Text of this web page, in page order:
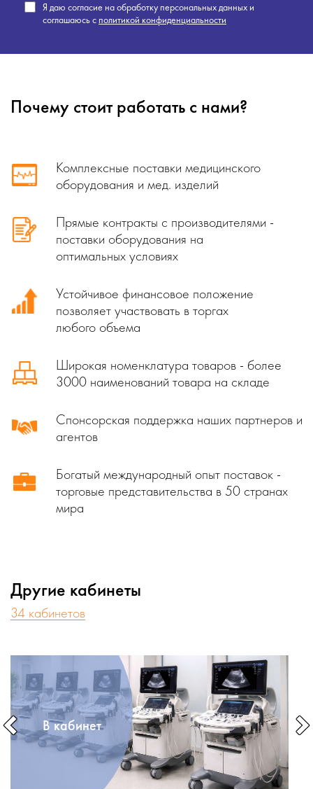
Я даю согласие на обработку персональных данных и
соглашаюсь с политикой конфиденциальности
Почему стоит работать с нами?
Комплексные поставки медицинского
оборудования и мед. изделий
Прямые контракты с производителями -
поставки оборудования на
оптимальных условиях
Устойчивое финансовое положение
позволяет участвовать в торгах
любого объема
Широкая номенклатура товаров - более
3000 наименований товара на складе
Спонсорская поддержка наших партнеров и
агентов
Богатый международный опыт поставок -
торговые представительства в 50 странах
мира
Другие кабинеты
34 кабинетов
В кабинет